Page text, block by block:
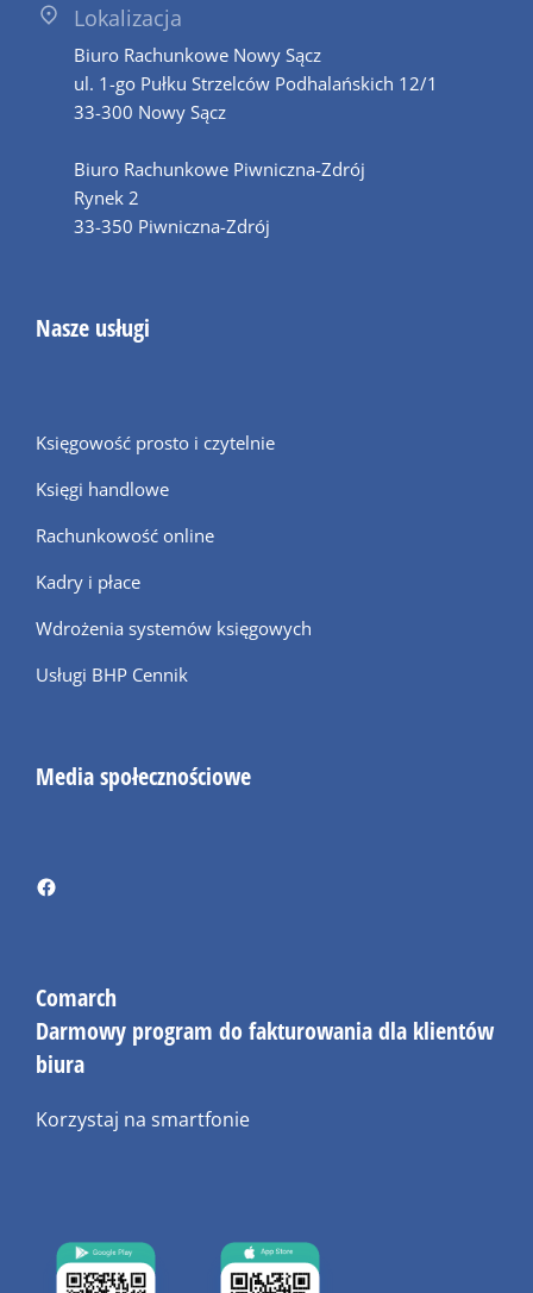
Lokalizacja
Biuro Rachunkowe Nowy Sącz
ul. 1-go Pułku Strzelców Podhalańskich 12/1
33-300 Nowy Sącz
Biuro Rachunkowe Piwniczna-Zdrój
Rynek 2
33-350 Piwniczna-Zdrój
Nasze usługi
Księgowość prosto i czytelnie
Księgi handlowe
Rachunkowość online
Kadry i płace
Wdrożenia systemów księgowych
Usługi BHP Cennik
Media społecznościowe
Comarch
Darmowy program do fakturowania dla klientów
biura
Korzystaj na smartfonie